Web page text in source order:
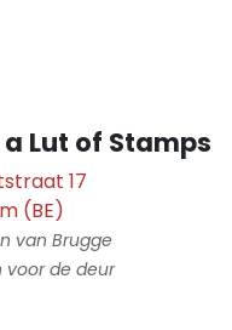
Lut of Stamps
17
(BE)
van Brugge
de deur